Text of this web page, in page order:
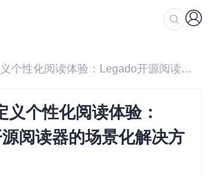
/ 如何重新定义个性化阅读体验：Legado开源阅读器的场景化解决方案
义个性化阅读体验：
阅读器的场景化解决方